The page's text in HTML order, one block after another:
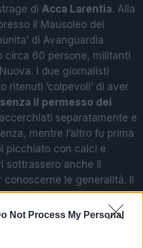
Not Process My Personal
di Acca Larentia. Alla
il Mausoleo dei
di Avanguardia
circa 60 persone, militanti
I due giornalisti
ritenuti ‘colpevoli’ di aver
il permesso dei
separatamente e
mentre l’altro fu prima
picchiato con calci e
sottrassero anche il
conoscerne le generalità. Il
del materiale
celebrazione ed impedire
liberta’ di stampa.